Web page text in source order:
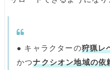
● キャラクターの狩猟レ
かつナクシオン地域の